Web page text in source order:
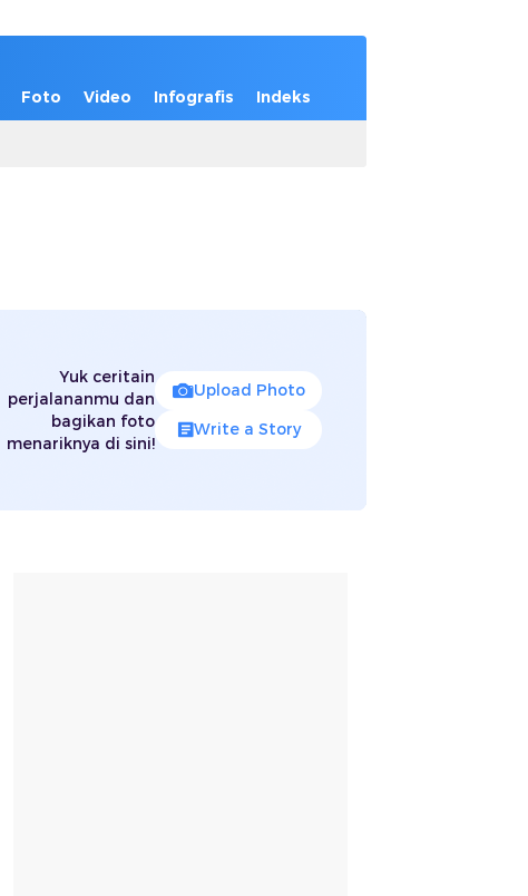
Foto Video Infografis Indeks
Yuk ceritain
perjalananmu dan
bagikan foto
menariknya di sini!
Upload Photo
Write a Story